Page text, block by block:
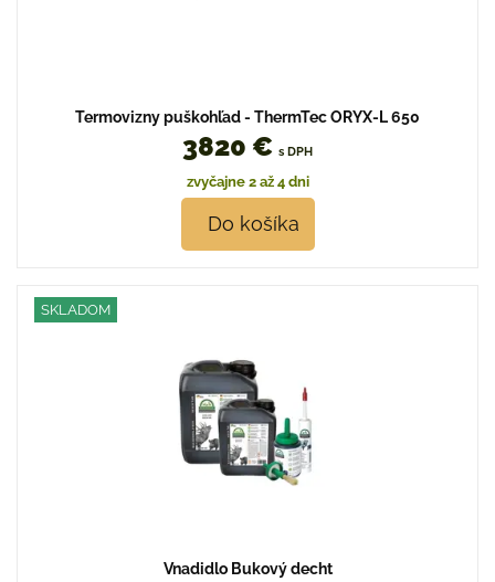
Termovizny puškohľad - ThermTec ORYX-L 650
3820 € s DPH
zvyčajne 2 až 4 dni
Do košíka
SKLADOM
Vnadidlo Bukový decht